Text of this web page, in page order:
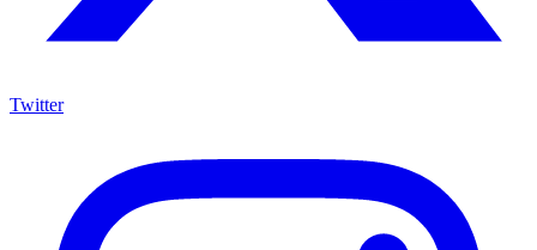
Twitter